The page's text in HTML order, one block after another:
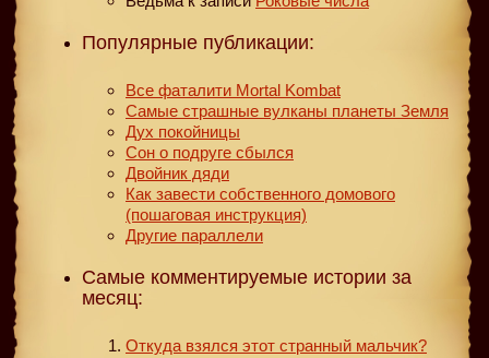
Популярные публикации:
Все фаталити Mortal Kombat
Самые страшные вулканы планеты Земля
Дух покойницы
Сон о подруге сбылся
Двойник дяди
Как завести собственного домового
(пошаговая инструкция)
Другие параллели
Самые комментируемые истории за
месяц:
Откуда взялся этот странный мальчик?